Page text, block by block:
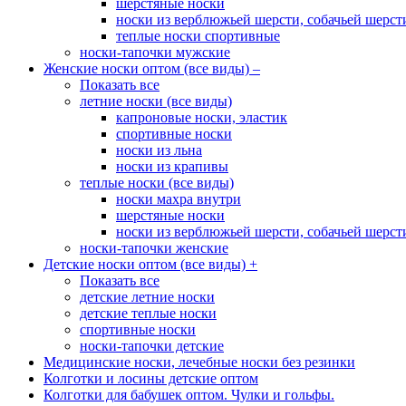
шерстяные носки
носки из верблюжьей шерсти, собачьей
теплые носки спортивные
носки-тапочки мужские
Женские носки оптом (все виды) –
Показать все
летние носки (все виды)
капроновые носки, эластик
спортивные носки
носки из льна
носки из крапивы
теплые носки (все виды)
носки махра внутри
шерстяные носки
носки из верблюжьей шерсти, собачьей
носки-тапочки женские
Детские носки оптом (все виды) +
Показать все
детские летние носки
детские теплые носки
спортивные носки
носки-тапочки детские
Медицинские носки, лечебные носки без резинки
Колготки и лосины детские оптом
Колготки для бабушек оптом. Чулки и гольфы.